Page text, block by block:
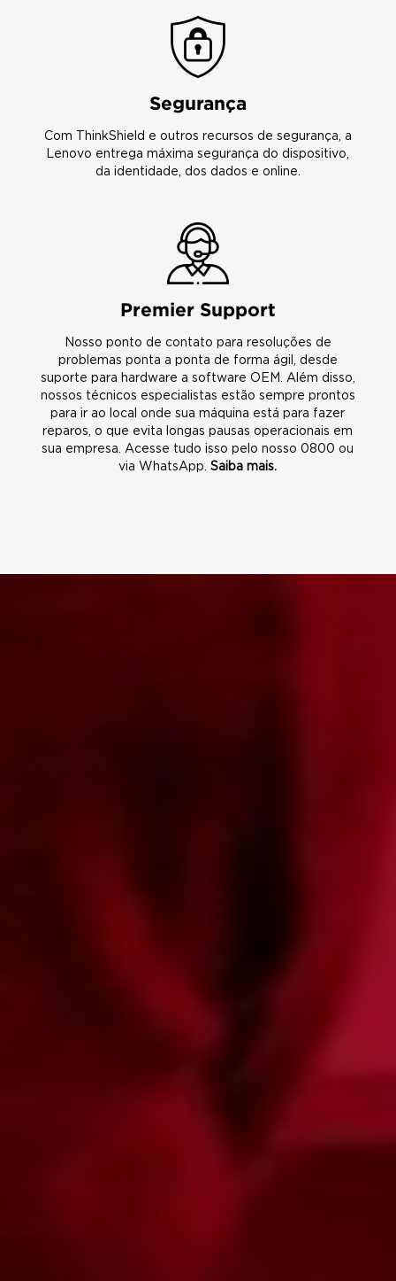
Segurança
Com ThinkShield e outros recursos de segurança, a
Lenovo entrega máxima segurança do dispositivo,
da identidade, dos dados e online.
Premier Support
Nosso ponto de contato para resoluções de
problemas ponta a ponta de forma ágil, desde
suporte para hardware a software OEM. Além disso,
nossos técnicos especialistas estão sempre prontos
para ir ao local onde sua máquina está para fazer
reparos, o que evita longas pausas operacionais em
sua empresa. Acesse tudo isso pelo nosso 0800 ou
via WhatsApp.Saiba mais.